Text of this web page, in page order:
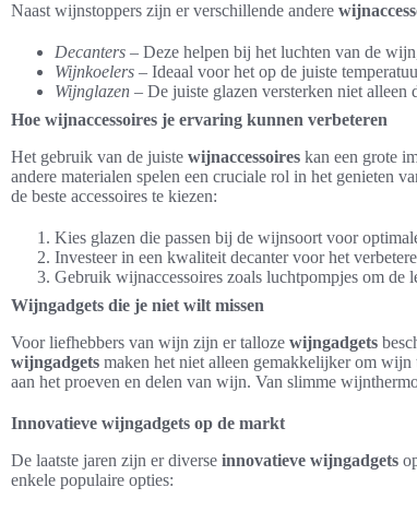
Naast wijnstoppers zijn er verschillende andere
Decanters – Deze helpen bij het luchten van de
Wijnkoelers – Ideaal voor het op de juiste
Wijnglazen – De juiste glazen versterken niet alleen
Hoe wijnaccessoires je ervaring kunnen verbeteren
Het gebruik van de juiste wijnaccessoires kan een grote
andere materialen spelen een cruciale rol in het genieten
de beste accessoires te kiezen:
Kies glazen die passen bij de wijnsoort voor
Investeer in een kwaliteit decanter voor het
Gebruik wijnaccessoires zoals luchtpompjes om de
Wijngadgets die je niet wilt missen
Voor liefhebbers van wijn zijn er talloze wijngadgets
wijngadgets maken het niet alleen gemakkelijker om wijn
aan het proeven en delen van wijn. Van slimme
Innovatieve wijngadgets op de markt
De laatste jaren zijn er diverse innovatieve wijngadgets
enkele populaire opties: